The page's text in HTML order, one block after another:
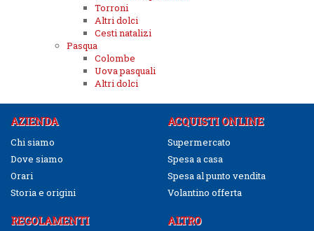
Torroni
Altri dolci
Cesti natalizi
Pasqua
Colombe
Uova pasquali
Altri dolci
AZIENDA
Chi siamo
Dove siamo
Orari
Storia e origini
ACQUISTI ONLINE
Supermercato
Spesa a casa
Spesa al punto vendita
Volantino offerta
REGOLAMENTI ALTRO